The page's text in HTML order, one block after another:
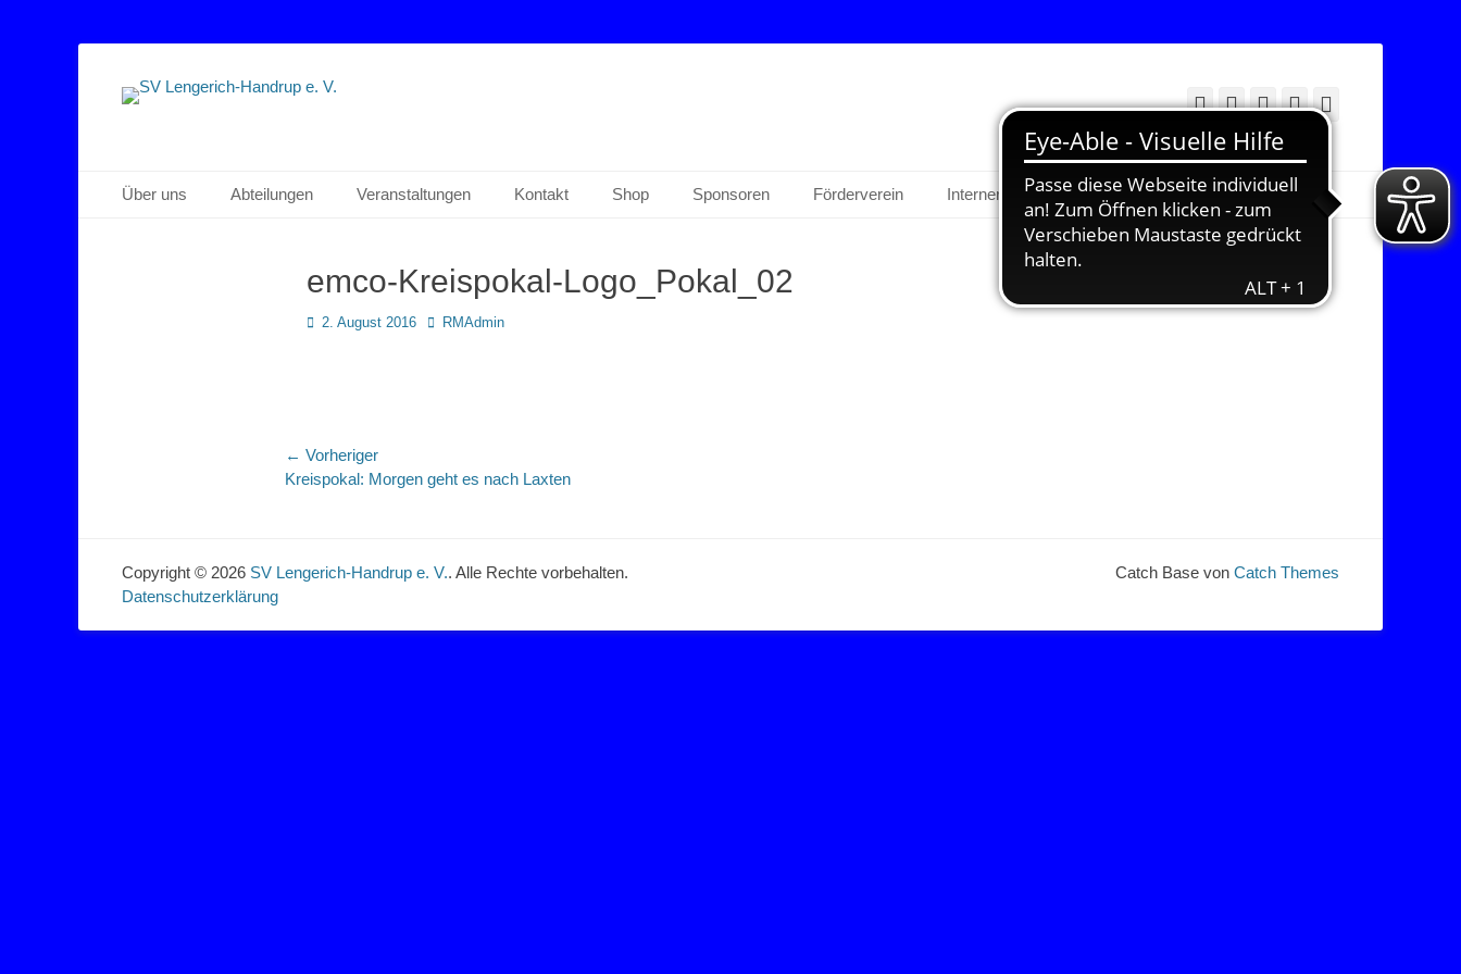
SV Lengerich-Handrup e. V.
Sportverein Lengerich Handrup Facebook
Twitter
E- YouTube
Primäres Menü
Zum
Inhalt
Über uns Abteilungen Veranstaltungen Kontakt Shop Sponsoren Förderverein Interner Bereich
Suchen
emco-Kreispokal-Logo_Pokal_02
Posted
2. August 2016 AutorRMAdmin
Beitragsnavigation
← Vorheriger
Vorheriger
Kreispokal: Morgen geht es nach Laxten
Copyright © 2026 SV Lengerich-Handrup e. V.. Alle Rechte vorbehalten.
Datenschutzerklärung
Catch Base von Catch Themes